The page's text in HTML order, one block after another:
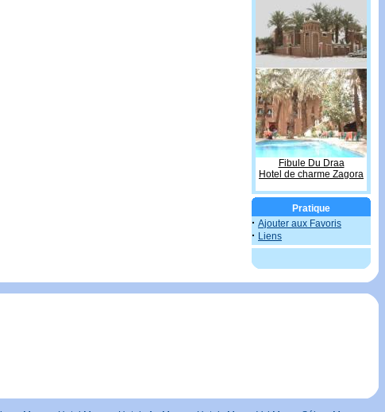
Fibule Du Draa
Hotel de charme Zagora
Pratique
· Ajouter aux Favoris
· Liens